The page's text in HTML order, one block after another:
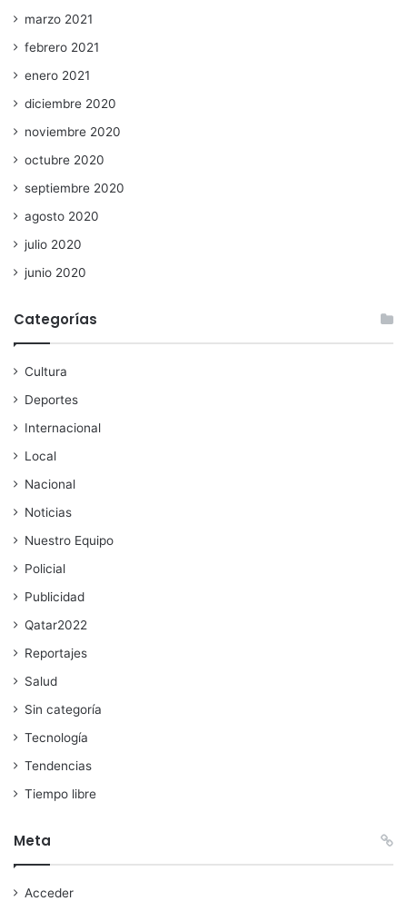
marzo 2021
febrero 2021
enero 2021
diciembre 2020
noviembre 2020
octubre 2020
septiembre 2020
agosto 2020
julio 2020
junio 2020
Categorías
Cultura
Deportes
Internacional
Local
Nacional
Noticias
Nuestro Equipo
Policial
Publicidad
Qatar2022
Reportajes
Salud
Sin categoría
Tecnología
Tendencias
Tiempo libre
Meta
Acceder